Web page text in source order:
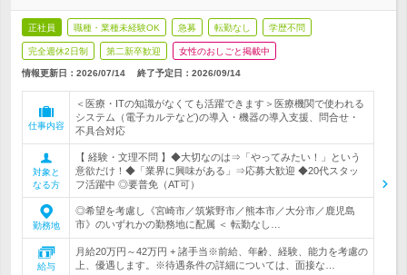
正社員 職種・業種未経験OK 急募 転勤なし 学歴不問
完全週休2日制 第二新卒歓迎 女性のおしごと掲載中
情報更新日：2026/07/14 終了予定日： 2026/09/14
仕事内容
＜医療・ITの知識がなくても活躍できます＞医療機関で使われる
システム（電子カルテなど)の導入・機器の導入支援、問合せ・
不具合対応
対象と
なる方
【 経験・文理不問 】◆大切なのは⇒「やってみたい！」という
意欲だけ！◆「業界に興味がある」⇒応募大歓迎 ◆20代スタッ
フ活躍中 ◎要普免（AT可）
勤務地
◎希望を考慮し《宮崎市／筑紫野市／熊本市／大分市／鹿児島
市》のいずれかの勤務地に配属 ＜ 転勤なし…
給与
月給20万円～42万円 + 諸手当※前給、年齢、経験、能力を考慮の
上、優遇します。※待遇条件の詳細については、面接な…